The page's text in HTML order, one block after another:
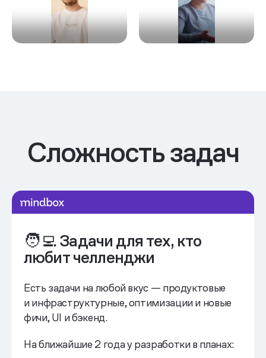
Ритуалы команд
Ретро
Сложность задач
🧑‍💻 Задачи для тех, кто
любит челленджи
Есть задачи на любой вкус — продуктовые
и инфраструктурные, оптимизации и новые
фичи, UI и бэкенд.
На ближайшие 2 года у разработки в планах: